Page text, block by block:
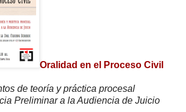
Oralidad en el Proceso Civil
de teoría y práctica procesal
Preliminar a la Audiencia de Juicio